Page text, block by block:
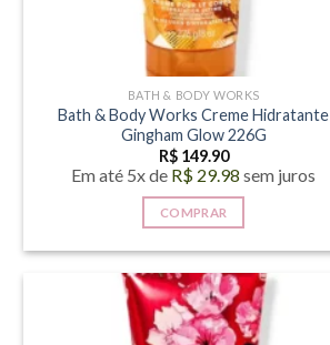
BATH & BODY WORKS
Bath & Body Works Creme Hidratante
Gingham Glow 226G
R$149.90
Em até 5x de R$ 29.98 sem juros
COMPRAR